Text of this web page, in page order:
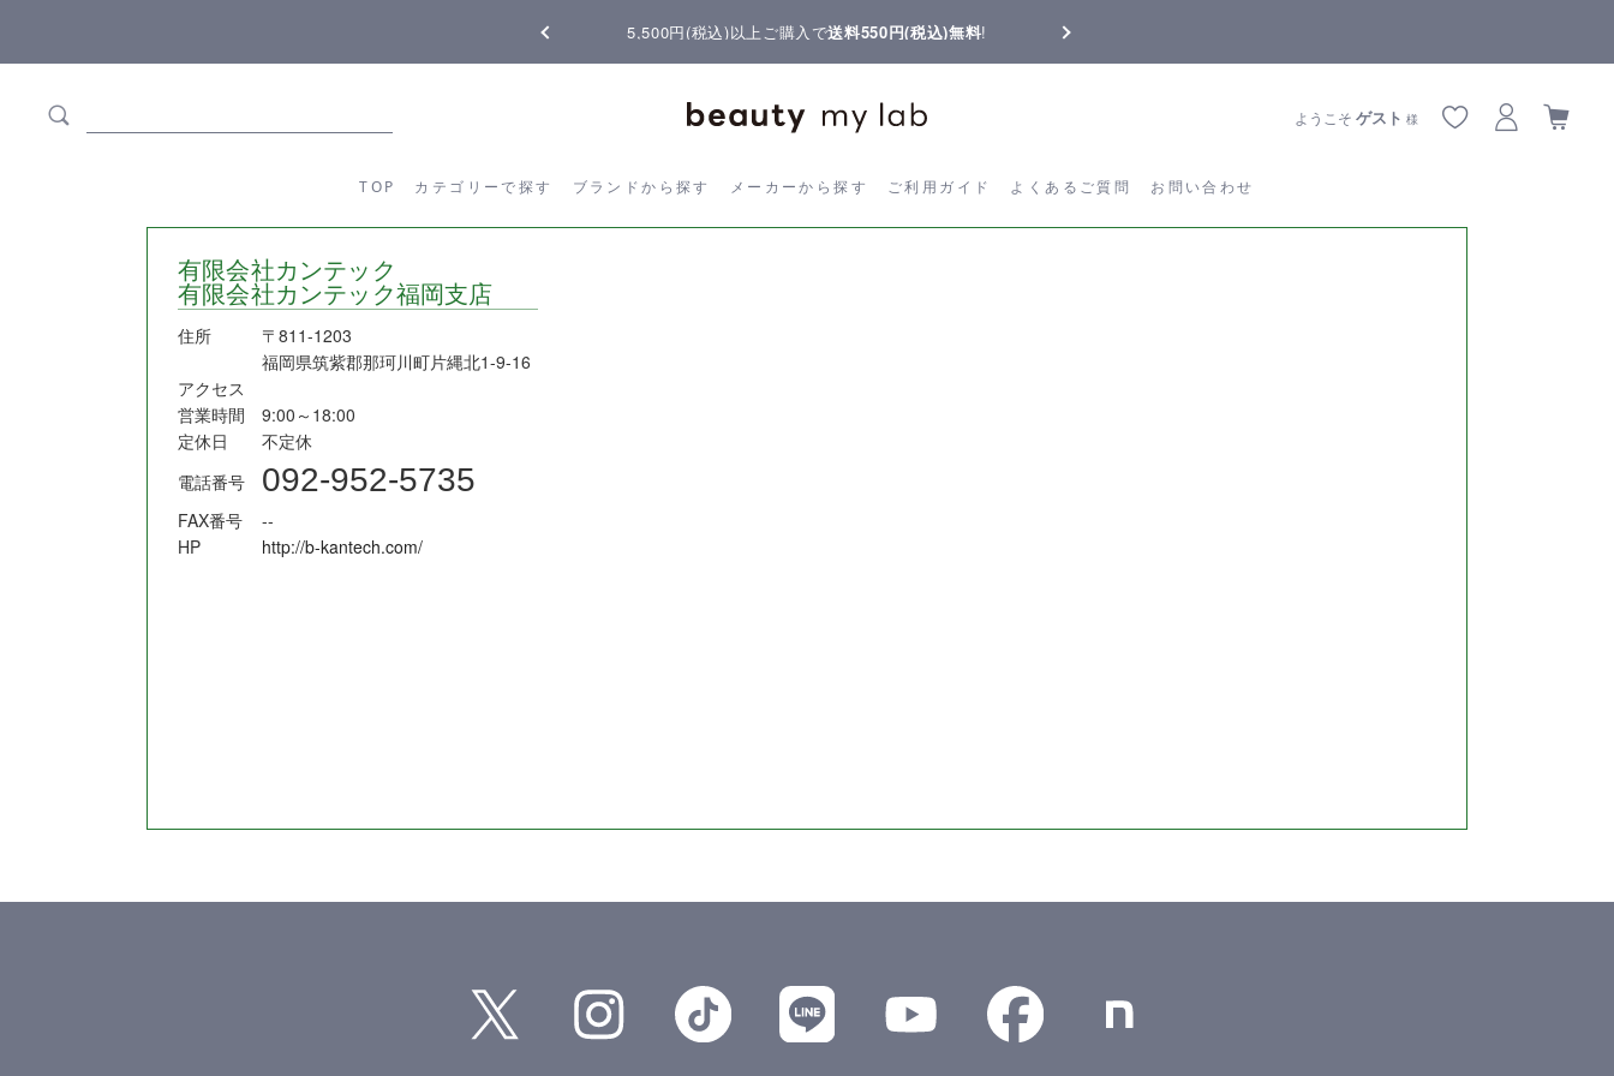
5,500円(税込)以上ご購入で送料550円(税込)無料!
TOP カテゴリーで探す ブランドから探す メーカーから探す ご利用ガイド よくあるご質問 お問い合わせ
ようこそゲスト 様
カテゴリーから探す ブランドから探す メーカーから探す ご利用ガイド よくあるご質問
有限会社カンテック
有限会社カンテック福岡支店
住所
〒811-1203
福岡県筑紫郡那珂川町片縄北1-9-16
アクセス
営業時間
9:00～18:00
定休日
不定休
電話番号
092-952-5735
FAX番号
--
HP
http://b-kantech.com/